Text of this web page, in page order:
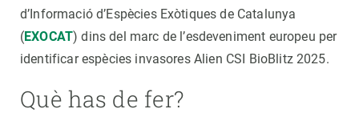
d’Informació d’Espècies Exòtiques de Catalunya
(EXOCAT) dins del marc de l’esdeveniment europeu per
identificar espècies invasores Alien CSI BioBlitz 2025.
Què has de fer?